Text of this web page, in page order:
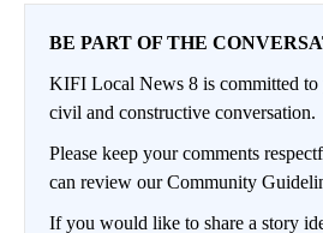
BE PART OF THE
KIFI Local News 8 is committed
civil and constructive conversation.
Please keep your comments
can review our Community
If you would like to share a story